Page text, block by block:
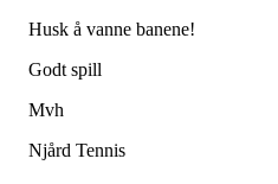
Husk å vanne banene!
Godt spill
Mvh
Njård Tennis